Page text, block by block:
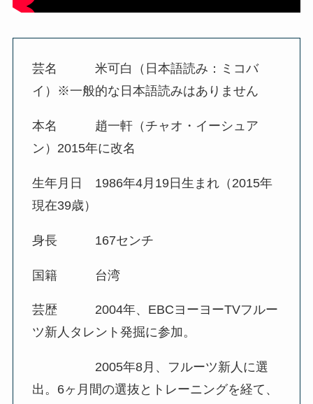
芸名 米可白（日本語読み：ミコバ
イ）※一般的な日本語読みはありません
本名 趙一軒（チャオ・イーシュア
ン）2015年に改名
生年月日 1986年4月19日生まれ（2015年
現在39歳）
身長 167センチ
国籍 台湾
芸歴 2004年、EBCヨーヨーTVフルー
ツ新人タレント発掘に参加。
2005年8月、フルーツ新人に選
出。6ヶ月間の選抜とトレーニングを経て、